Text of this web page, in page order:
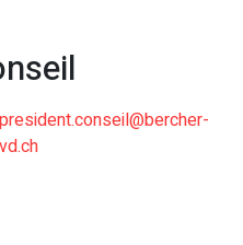
president.conseil@bercher-
vd.ch